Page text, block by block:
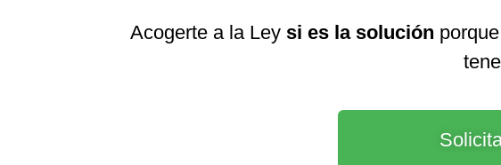
Acogerte a la Ley si es la solución